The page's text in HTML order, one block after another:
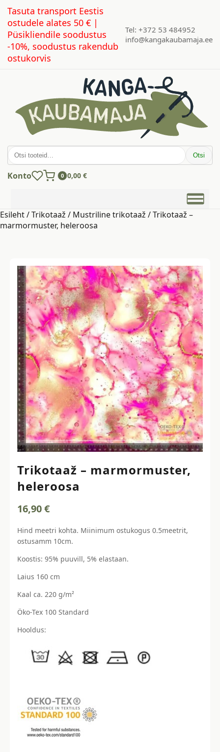
Tasuta transport Eestis
ostudele alates 50 € |
Püsikliendile soodustus
-10%, soodustus rakendub
ostukorvis
Tel: +372 53 484952
info@kangakaubamaja.ee
Otsi: Otsi
Konto 0 0,00 €
Esileht/Trikotaaž / Mustriline trikotaaž / Trikotaaž –
marmormuster, heleroosa
Trikotaaž – marmormuster,
heleroosa
16,90€
Hind meetri kohta. Miinimum ostukogus 0.5meetrit,
ostusamm 10cm.
Koostis: 95% puuvill, 5% elastaan.
Laius 160 cm
Kaal ca. 220 g/m²
Öko-Tex 100 Standard
Hooldus: